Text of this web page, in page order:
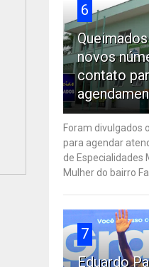
6
novos
contato
Foram divulgados
para agendar
de Especialidades
Mulher do bairro
7
Eduardo